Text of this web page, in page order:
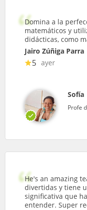
Domina a la
matemáticos y
didácticas, como
Jairo Zúñiga Parra
5 ayer
Sofía
Profe
He's an amazing
divertidas y tiene
significativa que
entender. Super